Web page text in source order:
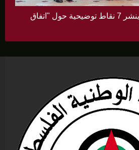
وزير خارجية باكستان ينشر 7 نقاط توضيحية حول "اتفاق